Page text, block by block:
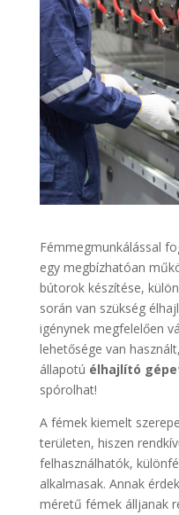
Fémmegmunkálással
egy megbízhatóan
bútorok készítése,
során van szükség
igénynek megfelelően
lehetősége van
állapotú élhajlító
spórolhat!
A fémek kiemelt
területen, hiszen
felhasználhatók,
alkalmasak. Annak
méretű fémek álljanak